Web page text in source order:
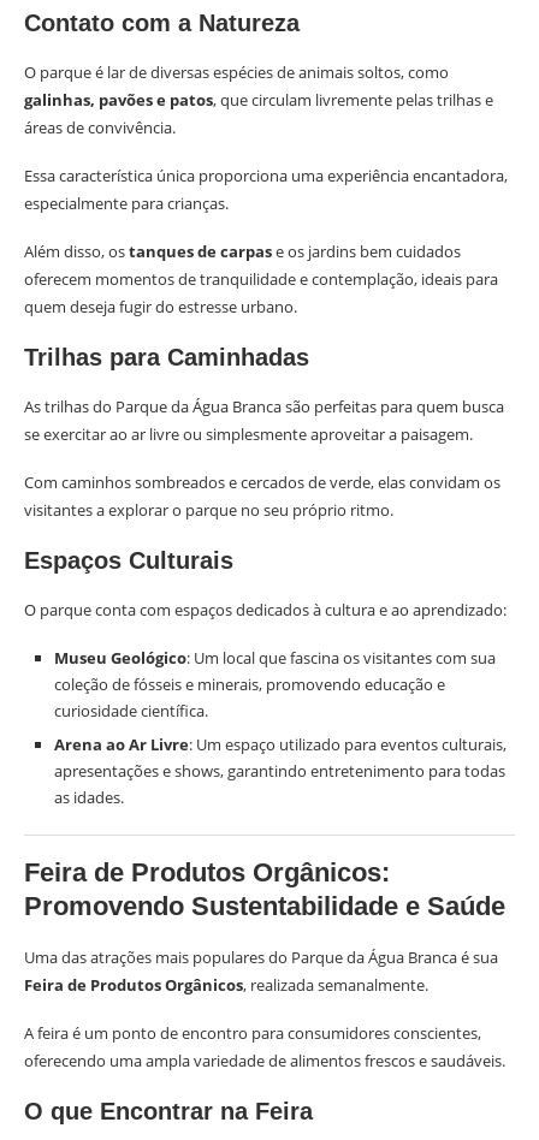
Contato com a Natureza
O parque é lar de diversas espécies de animais soltos, como
galinhas, pavões e patos, que circulam livremente pelas trilhas e
áreas de convivência.
Essa característica única proporciona uma experiência encantadora,
especialmente para crianças.
Além disso, ostanques de carpase os jardins bem cuidados
oferecem momentos de tranquilidade e contemplação, ideais para
quem deseja fugir do estresse urbano.
Trilhas para Caminhadas
As trilhas do Parque da Água Branca são perfeitas para quem busca
se exercitar ao ar livre ou simplesmente aproveitar a paisagem.
Com caminhos sombreados e cercados de verde, elas convidam os
visitantes a explorar o parque no seu próprio ritmo.
Espaços Culturais
O parque conta com espaços dedicados à cultura e ao aprendizado:
Museu Geológico: Um local que fascina os visitantes com sua
coleção de fósseis e minerais, promovendo educação e
curiosidade científica.
Arena ao Ar Livre: Um espaço utilizado para eventos culturais,
apresentações e shows, garantindo entretenimento para todas
as idades.
Feira de Produtos Orgânicos:
Promovendo Sustentabilidade e Saúde
Uma das atrações mais populares do Parque da Água Branca é sua
Feira de Produtos Orgânicos, realizada semanalmente.
A feira é um ponto de encontro para consumidores conscientes,
oferecendo uma ampla variedade de alimentos frescos e saudáveis.
O que Encontrar na Feira